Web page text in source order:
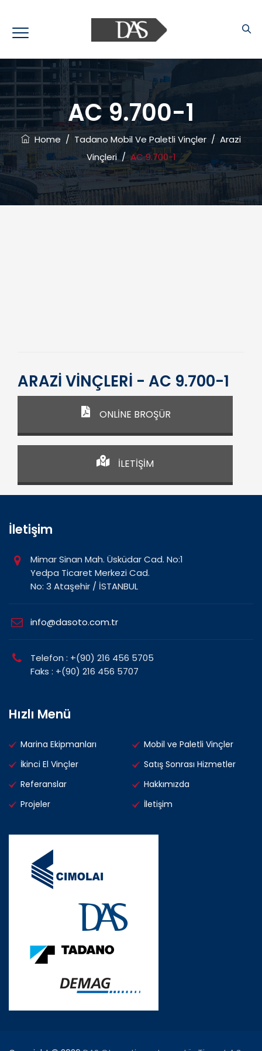
AC 9.700-1
Home / Tadano Mobil Ve Paletli Vinçler / Arazi
Vinçleri/AC 9.700-1
ARAZİ VİNÇLERİ - AC 9.700-1
ONLİNE BROŞÜR
İLETİŞİM
İletişim
Mimar Sinan Mah. Üsküdar Cad. No:1
Yedpa Ticaret Merkezi Cad.
No: 3 Ataşehir / İSTANBUL
info@dasoto.com.tr
Telefon : +(90) 216 456 5705
Faks : +(90) 216 456 5707
Hızlı Menü
Marina Ekipmanları
Mobil ve Paletli Vinçler
İkinci El Vinçler
Satış Sonrası Hizmetler
Referanslar
Hakkımızda
Projeler
İletişim